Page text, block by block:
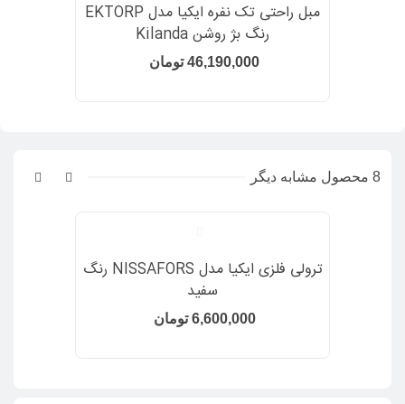
مبل راحتی تک نفره ایکیا مدل EKTORP
رنگ بژ روشن Kilanda
46,190,000 تومان
8 محصول مشابه دیگر
ترولی فلزی ایکیا مدل NISSAFORS رنگ
سفید
6,600,000 تومان